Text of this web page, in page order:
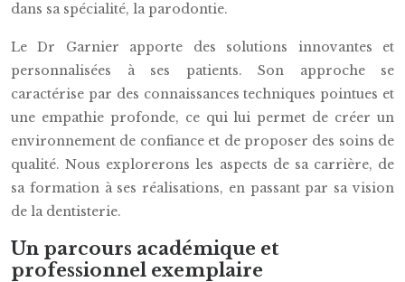
dans sa spécialité, la parodontie.
Le Dr Garnier apporte des solutions innovantes et
personnalisées à ses patients. Son approche se
caractérise par des connaissances techniques pointues et
une empathie profonde, ce qui lui permet de créer un
environnement de confiance et de proposer des soins de
qualité. Nous explorerons les aspects de sa carrière, de
sa formation à ses réalisations, en passant par sa vision
de la dentisterie.
Un parcours académique et
professionnel exemplaire